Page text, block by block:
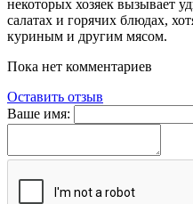
некоторых хозяек вызывает
салатах и горячих блюдах,
куриным и другим мясом.
Пока нет комментариев
Оставить отзыв
Ваше имя: